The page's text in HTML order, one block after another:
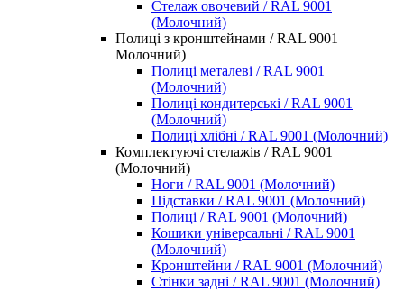
Стелаж овочевий / RAL 9001
(Молочний)
Полиці з кронштейнами / RAL 9001
Молочний)
Полиці металеві / RAL 9001
(Молочний)
Полиці кондитерські / RAL 9001
(Молочний)
Полиці хлібні / RAL 9001 (Молочний)
Комплектуючі стелажів / RAL 9001
(Молочний)
Ноги / RAL 9001 (Молочний)
Підставки / RAL 9001 (Молочний)
Полиці / RAL 9001 (Молочний)
Кошики універсальні / RAL 9001
(Молочний)
Кронштейни / RAL 9001 (Молочний)
Стінки задні / RAL 9001 (Молочний)